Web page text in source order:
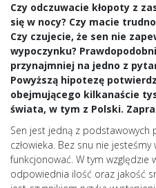
Czy odczuwacie kłopoty z
się w nocy? Czy macie
Czy czujecie, że sen nie
wypoczynku?
przynajmniej na jedno z
Powyższą hipotezę
obejmującego kilkanaście
świata, w tym z Polski.
Sen jest jedną z podstawowych
człowieka. Bez snu nie
funkcjonować. W tym względzie
odpowiednia ilość oraz jakość